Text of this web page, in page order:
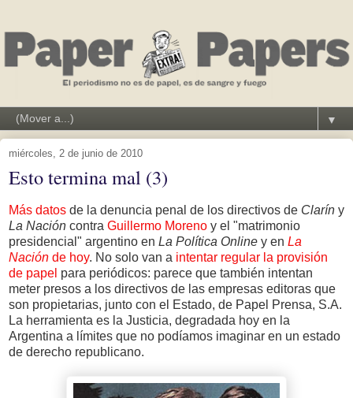
▼
miércoles, 2 de junio de 2010
Esto termina mal (3)
Más datos de la denuncia penal de los directivos de Clarín y
La Nación contra Guillermo Moreno y el "matrimonio
presidencial" argentino en La Política Online y en La
Nación de hoy. No solo van a intentar regular la provisión
de papel para periódicos: parece que también intentan
meter presos a los directivos de las empresas editoras que
son propietarias, junto con el Estado, de Papel Prensa, S.A.
La herramienta es la Justicia, degradada hoy en la
Argentina a límites que no podíamos imaginar en un estado
de derecho republicano.